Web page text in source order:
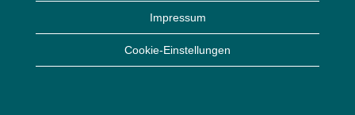
Impressum
Cookie-Einstellungen